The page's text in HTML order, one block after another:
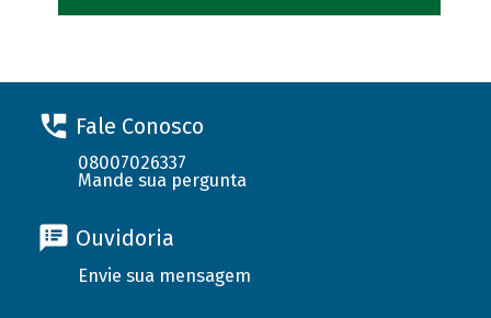
Fale Conosco
08007026337
Mande sua pergunta
Ouvidoria
Envie sua mensagem